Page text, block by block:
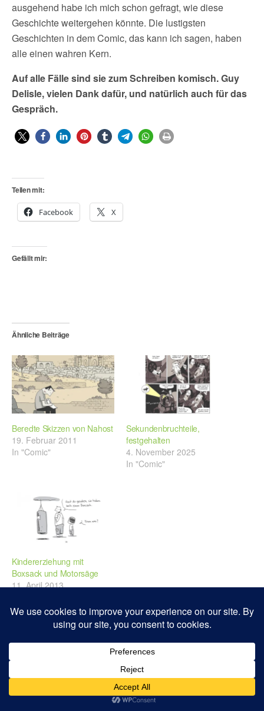
ausgehend habe ich mich schon gefragt, wie diese
Geschichte weitergehen könnte. Die lustigsten
Geschichten in dem Comic, das kann ich sagen, haben
alle einen wahren Kern.
Auf alle Fälle sind sie zum Schreiben komisch. Guy
Delisle, vielen Dank dafür, und natürlich auch für das
Gespräch.
Teilen mit:
Facebook X
Gefällt mir:
Ähnliche Beiträge
Beredte Skizzen von Nahost
19. Februar 2011
In "Comic"
Sekundenbruchteile,
festgehalten
4. November 2025
In "Comic"
Kindererziehung mit
Boxsack und Motorsäge
11. April 2013
Kategorien:Comic ,Interviews & Porträts
Tags:Art Spiegelman,Bill Murray,Christophe Blain,
Sofia Coppola